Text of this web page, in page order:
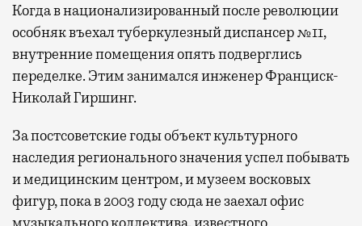
Когда в национализированный после революции
особняк въехал туберкулезный диспансер №11,
внутренние помещения опять подверглись
переделке. Этим занимался инженер Франциск-
Николай Гиршинг.
За постсоветские годы объект культурного
наследия регионального значения успел побывать
и медицинским центром, и музеем восковых
фигур, пока в 2003 году сюда не заехал офис